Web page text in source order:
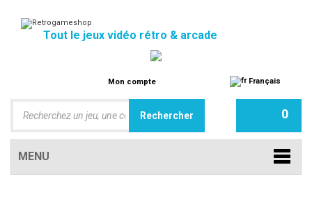
Tout le jeux vidéo rétro & arcade
Mon compte Français
0
MENU